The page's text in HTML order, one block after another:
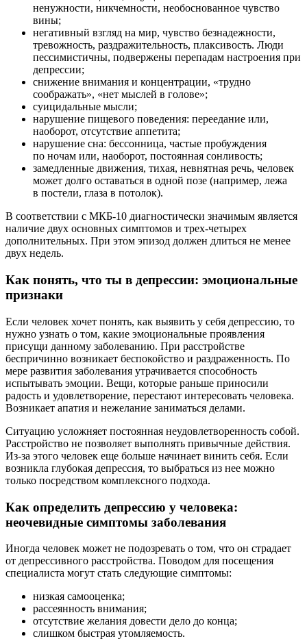
ненужности, никчемности, необоснованное чувство
вины;
негативный взгляд на мир, чувство безнадежности,
тревожность, раздражительность, плаксивость. Люди
пессимистичны, подвержены перепадам настроения при
депрессии;
снижение внимания и концентрации, «трудно
соображать», «нет мыслей в голове»;
суицидальные мысли;
нарушение пищевого поведения: переедание или,
наоборот, отсутствие аппетита;
нарушение сна: бессонница, частые пробуждения
по ночам или, наоборот, постоянная сонливость;
замедленные движения, тихая, невнятная речь, человек
может долго оставаться в одной позе (например, лежа
в постели, глаза в потолок).
В соответствии с МКБ-10 диагностически значимым является
наличие двух основных симптомов и трех-четырех
дополнительных. При этом эпизод должен длиться не менее
двух недель.
Как понять, что ты в депрессии: эмоциональные
признаки
Если человек хочет понять, как выявить у себя депрессию, то
нужно узнать о том, какие эмоциональные проявления
присущи данному заболеванию. При расстройстве
беспричинно возникает беспокойство и раздраженность. По
мере развития заболевания утрачивается способность
испытывать эмоции. Вещи, которые раньше приносили
радость и удовлетворение, перестают интересовать человека.
Возникает апатия и нежелание заниматься делами.
Ситуацию усложняет постоянная неудовлетворенность собой.
Расстройство не позволяет выполнять привычные действия.
Из-за этого человек еще больше начинает винить себя. Если
возникла глубокая депрессия, то выбраться из нее можно
только посредством комплексного подхода.
Как определить депрессию у человека:
неочевидные симптомы заболевания
Иногда человек может не подозревать о том, что он страдает
от депрессивного расстройства. Поводом для посещения
специалиста могут стать следующие симптомы:
низкая самооценка;
рассеянность внимания;
отсутствие желания довести дело до конца;
слишком быстрая утомляемость.